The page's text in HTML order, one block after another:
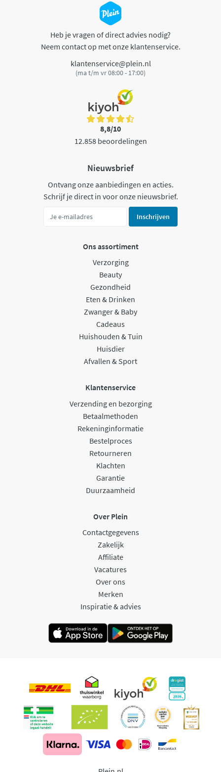
Heb je vragen of direct advies nodig?
Neem contact op met onze klantenservice.
klantenservice@plein.nl
(ma t/m vr 08:00 - 17:00)
8,8/10
12.858 beoordelingen
Nieuwsbrief
Ontvang onze aanbiedingen en acties.
Schrijf je direct in voor onze nieuwsbrief.
Inschrijven
Ons assortiment
Verzorging
Beauty
Gezondheid
Eten & Drinken
Zwanger & Baby
Cadeaus
Huishouden & Tuin
Huisdier
Afvallen & Sport
Klantenservice
Verzending en bezorging
Betaalmethoden
Rekeninginformatie
Bestelproces
Retourneren
Klachten
Garantie
Duurzaamheid
Over Plein
Contactgegevens
Zakelijk
Affiliate
Vacatures
Over ons
Merken
Inspiratie & advies